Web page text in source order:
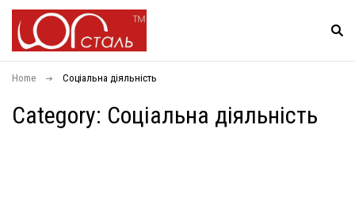
Category: Соціальна діяльність
Home Соціальна діяльність